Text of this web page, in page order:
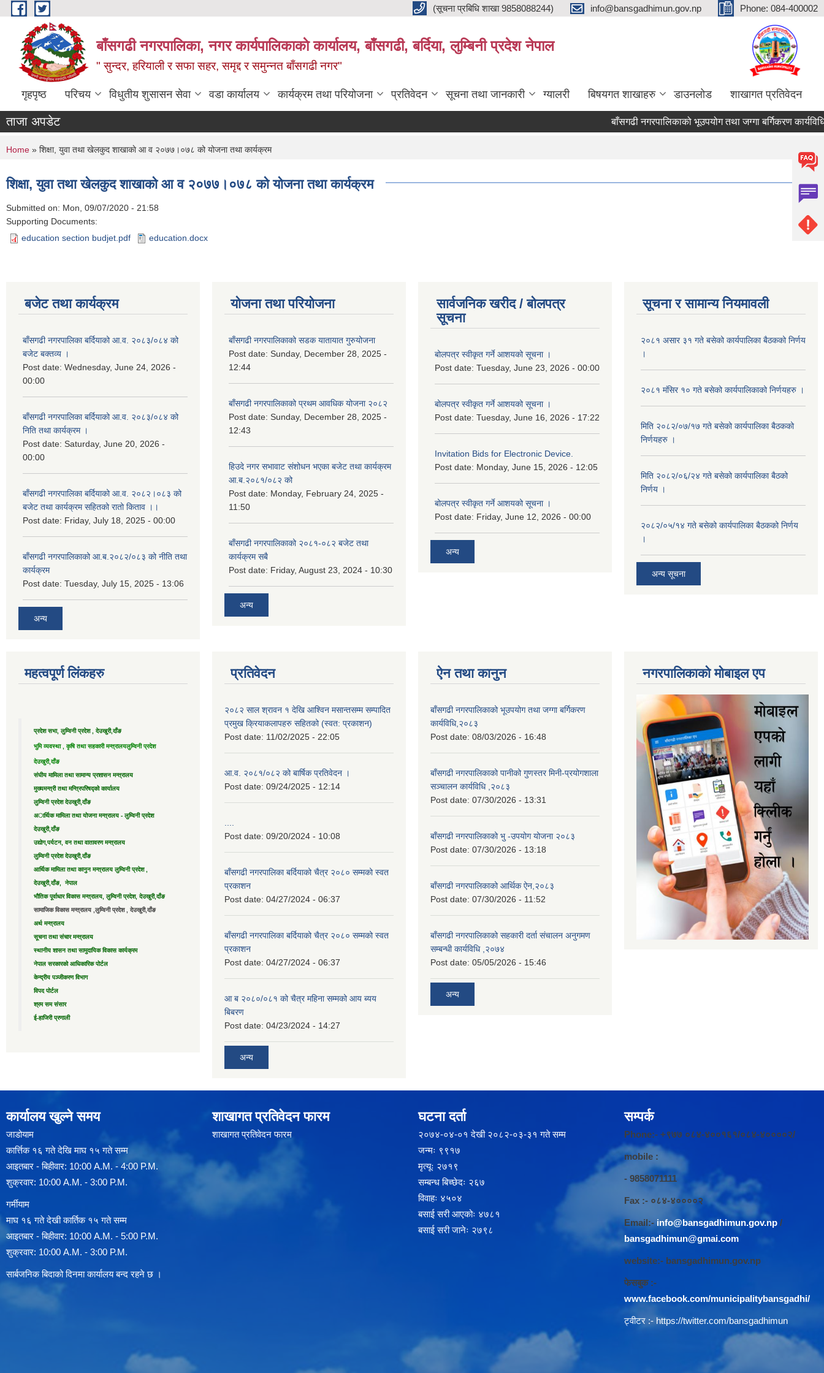
Skip to main content (सूचना प्रबिधि शाखा 9858088244) info@bansgadhimun.gov.np Phone: 084-400002
बाँसगढी नगरपालिका, नगर कार्यपालिकाकाे कार्यालय, बाँसगढी, बर्दिया, लुम्बिनी प्रदेश नेपाल
" सुन्दर, हरियाली र सफा सहर, समृद्द र समुन्नत बाँसगढी नगर"
गृहपृष्ठ परिचय विधुतीय शुसासन सेवा वडा कार्यालय कार्यक्रम तथा परियोजना प्रतिवेदन सूचना तथा जानकारी ग्यालरी बिषयगत शाखाहरु डाउनलोड शाखागत प्रतिवेदन
ताजा अपडेट बाँसगढी नगरपालिकाको भूउपयोग तथा जग्गा बर्गिकरण
You are here
Home » शिक्षा, युवा तथा खेलकुद शाखाकाे आ व २०७७।०७८ को योजना तथा कार्यक्रम
शिक्षा, युवा तथा खेलकुद शाखाकाे आ व २०७७।०७८ को योजना तथा कार्यक्रम
Submitted on: Mon, 09/07/2020 - 21:58
Supporting Documents:
education section budjet.pdf
education.docx
बजेट तथा कार्यक्रम
बाँसगढी नगरपालिका बर्दियाको आ.व. २०८३/०८४ को
बजेट बक्तव्य ।
Post date: Wednesday, June 24, 2026 -
00:00
बाँसगढी नगरपालिका बर्दियाको आ.व. २०८३/०८४ को
निति तथा कार्यक्रम ।
Post date: Saturday, June 20, 2026 -
00:00
बाँसगढी नगरपालिका बर्दियाको आ.व. २०८२।०८३ को
बजेट तथा कार्यक्रम सहितको रातो किताव ।।
Post date: Friday, July 18, 2025 - 00:00
बाँसगढी नगरपालिकाको आ.ब.२०८२/०८३ को नीति तथा
कार्यक्रम
Post date: Tuesday, July 15, 2025 - 13:06
अन्य
योजना तथा परियोजना
बाँसगढी नगरपालिकाको सडक यातायात गुरुयोजना
Post date: Sunday, December 28, 2025 -
12:44
बाँसगढी नगरपालिकाको प्रथम आवधिक योजना २०८२
Post date: Sunday, December 28, 2025 -
12:43
हिउदे नगर सभावाट संशोधन भएका बजेट तथा कार्यक्रम
आ.ब.२०८१/०८२ को
Post date: Monday, February 24, 2025 -
11:50
बाँसगढी नगरपालिकाको २०८१-०८२ बजेट तथा
कार्यक्रम सबै
Post date: Friday, August 23, 2024 - 10:30
अन्य
सार्वजनिक खरीद / बोलपत्र
सूचना
बोलपत्र स्वीकृत गर्ने आशयको सूचना ।
Post date: Tuesday, June 23, 2026 - 00:00
बोलपत्र स्वीकृत गर्ने आशयको सूचना ।
Post date: Tuesday, June 16, 2026 - 17:22
Invitation Bids for Electronic Device.
Post date: Monday, June 15, 2026 - 12:05
बोलपत्र स्वीकृत गर्ने आशयको सूचना ।
Post date: Friday, June 12, 2026 - 00:00
अन्य
सूचना र सामान्य नियमावली
२०८१ असार ३१ गते बसेको कार्यपालिका बैठकको निर्णय
।
२०८१ मंसिर १० गते बसेको कार्यपालिकाको निर्णयहरु ।
मिति २०८२/०७/१७ गते बसेको कार्यपालिका बैठकको
निर्णयहरु ।
मिति २०८२/०६/२४ गते बसेको कार्यपालिका बैठको
निर्णय ।
२०८२/०५/१४ गते बसेको कार्यपालिका बैठकको निर्णय
।
अन्य सूचना
महत्वपूर्ण लिंकहरु
प्रदेश सभा, लुम्विनी प्रदेश , देउखुरी,दाँङ
भुमि व्यवस्था , कृषि तथा सहकारी मन्त्रालयलुम्विनी प्रदेश
देउखुरी,दाँङ
संघीय मामिला तथा सामान्य प्रशासन मन्त्रालय
मुख्यमन्त्री तथा मन्त्रिपरिषद्को कार्यालय
लुम्विनी प्रदेश देउखुरी,दाँङ
अार्थिक मामिला तथा योजना मन्त्रालय - लुम्विनी प्रदेश
देउखुरी,दाँङ
उद्याेग,पर्यटन, वन तथा वातावरण मन्त्रालय
लुम्विनी प्रदेश देउखुरी,दाँङ
आर्थिक मामिला तथा कानुन मन्त्रालय लुम्विनी प्रदेश ,
देउखुरी,दाँङ, नेपाल
भौतिक पूर्वाधार विकास मन्त्रालय, लुम्विनी प्रदेश, देउखुरी,दाँङ
सामाजिक विकास मन्त्रालय ,लुम्विनी प्रदेश , देउखुरी,दाँङ
अर्थ मन्त्रालय
सूचना तथा संचार मन्त्रालय
स्थानीय शासन तथा सामुदायिक विकास कार्यक्रम
नेपाल सरकारको आधिकारिक पोर्टल
केन्द्रीय पञ्जीकरण विभाग
विपद पोर्टल
श्रम सम संसार
ई-हाजिरी प्रणाली
प्रतिवेदन
२०८२ साल श्रावन १ देखि आश्विन मसान्तसम्म सम्पादित
प्रमुख क्रियाकलापहरु सहितको (स्वत: प्रकाशन)
Post date: 11/02/2025 - 22:05
आ.व. २०८१/०८२ को बार्षिक प्रतिवेदन ।
Post date: 09/24/2025 - 12:14
Post date: 09/20/2024 - 10:08
बाँसगढी नगरपालिका बर्दियाको चैत्र २०८० सम्मको स्वत
प्रकाशन
Post date: 04/27/2024 - 06:37
बाँसगढी नगरपालिका बर्दियाको चैत्र २०८० सम्मको स्वत
प्रकाशन
Post date: 04/27/2024 - 06:37
आ ब २०८०/०८१ को चैत्र महिना सम्मको आय ब्यय
बिबरण
Post date: 04/23/2024 - 14:27
अन्य
ऐन तथा कानुन
बाँसगढी नगरपालिकाको भूउपयोग तथा जग्गा बर्गिकरण
कार्यविधि,२०८३
Post date: 08/03/2026 - 16:48
बाँसगढी नगरपालिकाको पानीको गुणस्तर मिनी-प्रयोगशाला
सञ्चालन कार्यविधि ,२०८३
Post date: 07/30/2026 - 13:31
बाँसगढी नगरपालिकाको भु -उपयोग योजना २०८३
Post date: 07/30/2026 - 13:18
बाँसगढी नगरपालिकाको आर्थिक ऐन,२०८३
Post date: 07/30/2026 - 11:52
बाँसगढी नगरपालिकाको सहकारी दर्ता संचालन अनुगमण
सम्बन्धी कार्यविधि ,२०७४
Post date: 05/05/2026 - 15:46
अन्य
नगरपालिकाकाे माेबाइल एप
कार्यालय खुल्ने समय
जाडोयाम
कार्त्तिक १६ गते देखि माघ १५ गते सम्म
आइतबार - बिहीवार: 10:00 A.M. - 4:00 P.M.
शुक्रवार: 10:00 A.M. - 3:00 P.M.
गर्मीयाम
माघ १६ गते देखी कार्तिक १५ गते सम्म
आइतबार - बिहीवार: 10:00 A.M. - 5:00 P.M.
शुक्रवार: 10:00 A.M. - 3:00 P.M.
सार्बजनिक बिदाको दिनमा कार्यालय बन्द रहने छ ।
शाखागत प्रतिवेदन फारम
शाखागत प्रतिवेदन फारम
घटना दर्ता
२‍०७४-०४-०१ देखी २०८२-०३-३१ गते सम्म
जन्मः ९९१७
मृत्यूः २७१९
सम्बन्ध बिच्छेदः २६७
विवाहः ४५०४
बसाई सरी आएकोः ४७८१
बसाई सरी जानेः २७९८
सम्पर्क
Phone:- +९७७ ०८४-४००१६१/०८४-४००००२/
mobile :
- 9858071111
Fax :- ०८४-४००००२
Email:-info@bansgadhimun.gov.np /
bansgadhimun@gmai.com
website:- bansgadhimun.gov.np
फेसबुक :-
www.facebook.com/municipalitybansgadhi/
ट्वीटर :- https://twitter.com/bansgadhimun